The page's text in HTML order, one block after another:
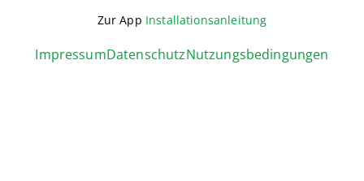
Zur App Installationsanleitung
ImpressumDatenschutzNutzungsbedingungen